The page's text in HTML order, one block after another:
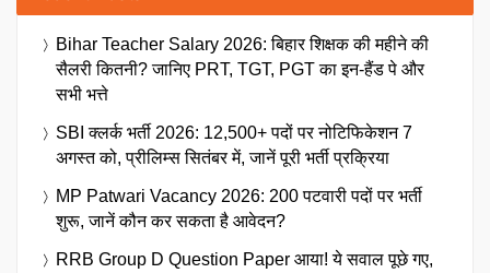
Bihar Teacher Salary 2026: बिहार शिक्षक की महीने की
सैलरी कितनी? जानिए PRT, TGT, PGT का इन-हैंड पे और
सभी भत्ते
SBI क्लर्क भर्ती 2026: 12,500+ पदों पर नोटिफिकेशन 7
अगस्त को, प्रीलिम्स सितंबर में, जानें पूरी भर्ती प्रक्रिया
MP Patwari Vacancy 2026: 200 पटवारी पदों पर भर्ती
शुरू, जानें कौन कर सकता है आवेदन?
RRB Group D Question Paper आया! ये सवाल पूछे गए,